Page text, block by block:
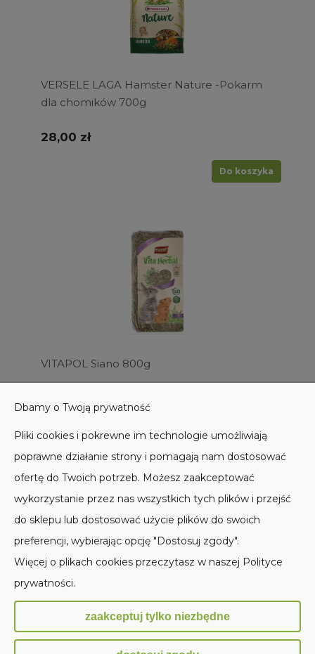
VERSELE LAGA Hamster Nature -Pokarm
dla chomików 700g
28,00 zł
Do koszyka
VITAPOL Siano 800g
Do koszyka
MOJE KONTO
PŁATNOŚCI I DOSTAWA
INFORMACJE
Dbamy o Twoją prywatność
Pliki cookies i pokrewne im technologie umożliwiają
poprawne działanie strony i pomagają nam dostosować
ofertę do Twoich potrzeb. Możesz zaakceptować
wykorzystanie przez nas wszystkich tych plików i przejść
do sklepu lub dostosować użycie plików do swoich
preferencji, wybierając opcję "Dostosuj zgody".
Więcej o plikach cookies przeczytasz w naszej Polityce
prywatności.
zaakceptuj tylko niezbędne